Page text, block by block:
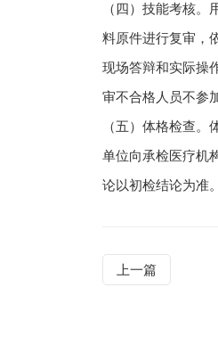
（四）技能考核
料原件进行复审，
现场答辩和实际操
审不合格人员不参
（五）体格检查
单位向承检医疗机
论以初检结论为准
上一篇